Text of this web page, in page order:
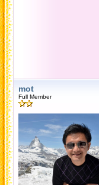
mot
Full Member